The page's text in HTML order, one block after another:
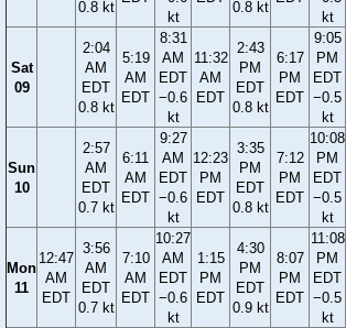
0.8 kt
kt
0.8 kt
kt
Sat
09
2:04
AM
EDT
0.8 kt
5:19
AM
EDT
8:31
AM
EDT
−0.6
kt
11:32
AM
EDT
2:43
PM
EDT
0.8 kt
6:17
PM
EDT
9:05
PM
EDT
−0.5
kt
Sun
10
2:57
AM
EDT
0.7 kt
6:11
AM
EDT
9:27
AM
EDT
−0.6
kt
12:23
PM
EDT
3:35
PM
EDT
0.8 kt
7:12
PM
EDT
10:08
PM
EDT
−0.5
kt
Mon
11
12:47
AM
EDT
3:56
AM
EDT
0.7 kt
7:10
AM
EDT
10:27
AM
EDT
−0.6
kt
1:15
PM
EDT
4:30
PM
EDT
0.9 kt
8:07
PM
EDT
11:08
PM
EDT
−0.5
kt